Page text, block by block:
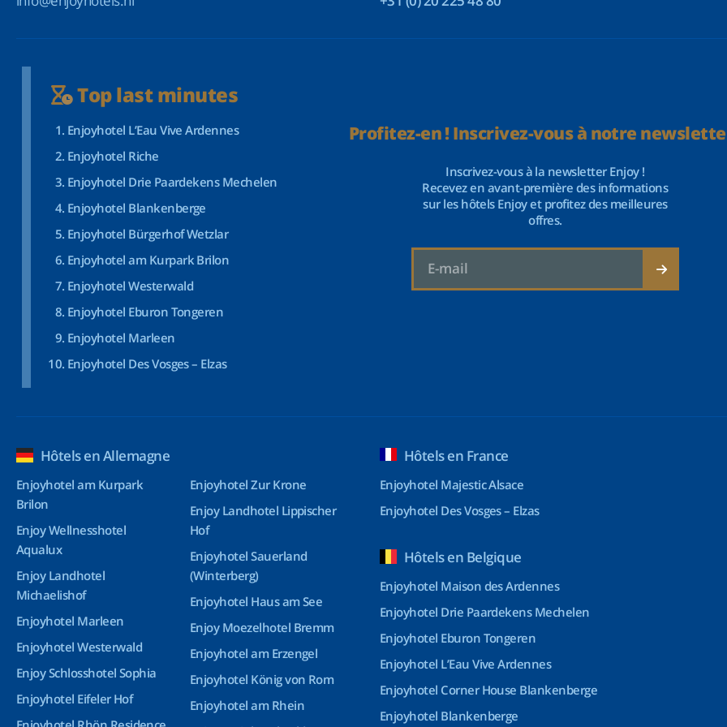
Top last minutes
Enjoyhotel L’Eau Vive Ardennes
Enjoyhotel Riche
Enjoyhotel Drie Paardekens Mechelen
Enjoyhotel Blankenberge
Enjoyhotel Bürgerhof Wetzlar
Enjoyhotel am Kurpark Brilon
Enjoyhotel Westerwald
Enjoyhotel Eburon Tongeren
Enjoyhotel Marleen
Enjoyhotel Des Vosges – Elzas
Profitez-en ! Inscrivez-vous à notre
Inscrivez-vous à la newsletter Enjoy !
Recevez en avant-première des informations
sur les hôtels Enjoy et profitez des meilleures
offres.
Hôtels en Allemagne
Enjoyhotel am Kurpark
Brilon
Enjoy Wellnesshotel
Aqualux
Enjoy Landhotel
Michaelishof
Enjoyhotel Marleen
Enjoyhotel Westerwald
Enjoy Schlosshotel Sophia
Enjoyhotel Eifeler Hof
Enjoyhotel Zur Krone
Enjoy Landhotel Lippischer
Hof
Enjoyhotel Sauerland
(Winterberg)
Enjoyhotel Haus am See
Enjoy Moezelhotel Bremm
Enjoyhotel am Erzengel
Enjoyhotel König von Rom
Enjoyhotel am Rhein
Hôtels en France
Enjoyhotel Majestic Alsace
Enjoyhotel Des Vosges – Elzas
Hôtels en Belgique
Enjoyhotel Maison des Ardennes
Enjoyhotel Drie Paardekens Mechelen
Enjoyhotel Eburon Tongeren
Enjoyhotel L’Eau Vive Ardennes
Enjoyhotel Corner House Blankenberge
Enjoyhotel Blankenberge